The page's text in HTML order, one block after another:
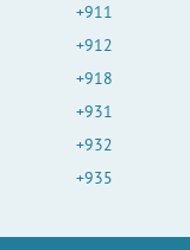
+911
+912
+918
+931
+932
+935